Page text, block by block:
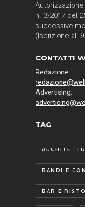
Autorizzazione
n. 3/2017 del
successive
(Iscrizione al
CONTATTI
Redazione:
Advertising:
TAG
BANDI E
BAR E